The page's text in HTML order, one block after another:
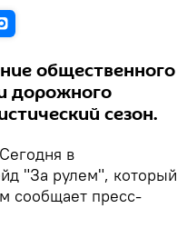
общественного
дорожного
сезон.
Сегодня в
"За рулем", который
сообщает пресс-